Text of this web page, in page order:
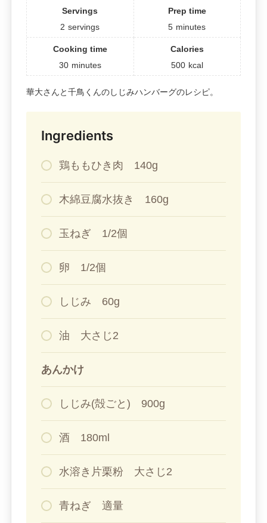
Servings
2 servings
Prep time
5 minutes
Cooking time
30 minutes
Calories
500 kcal
華大さんと千鳥くんのしじみハンバーグのレシピ。
Ingredients
鶏ももひき肉 140g
木綿豆腐水抜き 160g
玉ねぎ 1/2個
卵 1/2個
しじみ 60g
油 大さじ2
あんかけ
しじみ(殻ごと) 900g
酒 180ml
水溶き片栗粉 大さじ2
青ねぎ 適量